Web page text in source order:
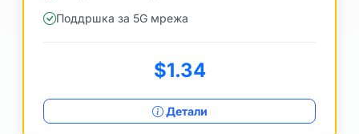
Поддршка за 5G мрежа
$1.34
Детали